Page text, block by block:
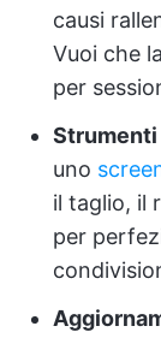
causi
Vuoi che
per
Strumenti
uno
il taglio, il
per